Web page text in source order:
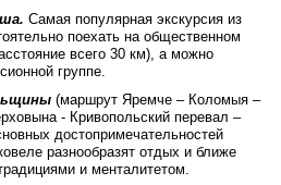
Самая популярная экскурсия из
поехать на общественном
всего 30 км), а можно
группе.
(маршрут Яремче – Коломыя –
- Кривопольский перевал –
достопримечательностей
разнообразят отдых и ближе
и менталитетом.